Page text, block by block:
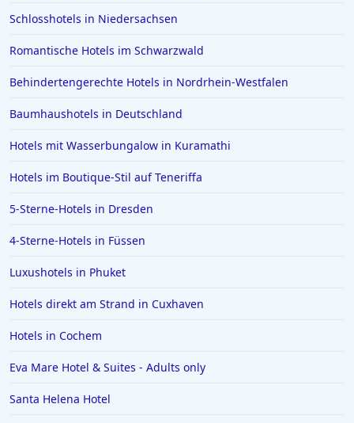
Schlosshotels in Niedersachsen
Romantische Hotels im Schwarzwald
Behindertengerechte Hotels in Nordrhein-Westfalen
Baumhaushotels in Deutschland
Hotels mit Wasserbungalow in Kuramathi
Hotels im Boutique-Stil auf Teneriffa
5-Sterne-Hotels in Dresden
4-Sterne-Hotels in Füssen
Luxushotels in Phuket
Hotels direkt am Strand in Cuxhaven
Hotels in Cochem
Eva Mare Hotel & Suites - Adults only
Santa Helena Hotel